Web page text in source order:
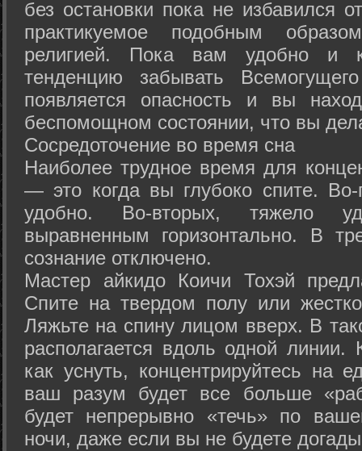
без остановки пока не избавился
практикуемое подобным
религией. Пока вам удобно и
тенденцию забывать
появляется опасность и вы
беспомощном состоянии, что вы
Сосредоточение во время сна
Наиболее трудное время для
— это когда вы глубоко спите.
удобно. Во-вторых, тяжело
выравненным горизонтально. В
сознание отключено.
Мастер айкидо Коичи Тохэй
Спите на твердом полу или
Ляжьте на спину лицом вверх. В
располагается вдоль одной
как уснуть, концентрируйтесь на
ваш разум будет все больше
будет непрерывно «течь» по
ночи, даже если вы не будете